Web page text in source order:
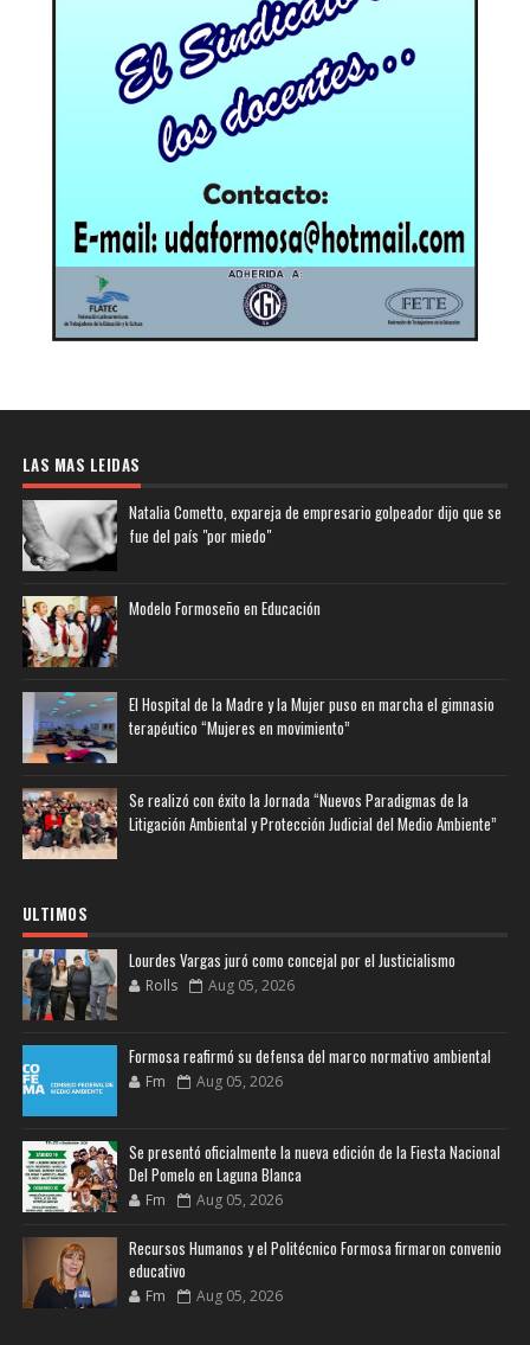
LAS MAS LEIDAS
Natalia Cometto, expareja de empresario golpeador dijo que se
fue del país "por miedo"
Modelo Formoseño en Educación
El Hospital de la Madre y la Mujer puso en marcha el gimnasio
terapéutico “Mujeres en movimiento”
Se realizó con éxito la Jornada “Nuevos Paradigmas de la
Litigación Ambiental y Protección Judicial del Medio Ambiente”
ULTIMOS
Lourdes Vargas juró como concejal por el Justicialismo
Rolls Aug 05, 2026
Formosa reafirmó su defensa del marco normativo ambiental
Fm Aug 05, 2026
Se presentó oficialmente la nueva edición de la Fiesta Nacional
Del Pomelo en Laguna Blanca
Fm Aug 05, 2026
Recursos Humanos y el Politécnico Formosa firmaron convenio
educativo
Fm Aug 05, 2026